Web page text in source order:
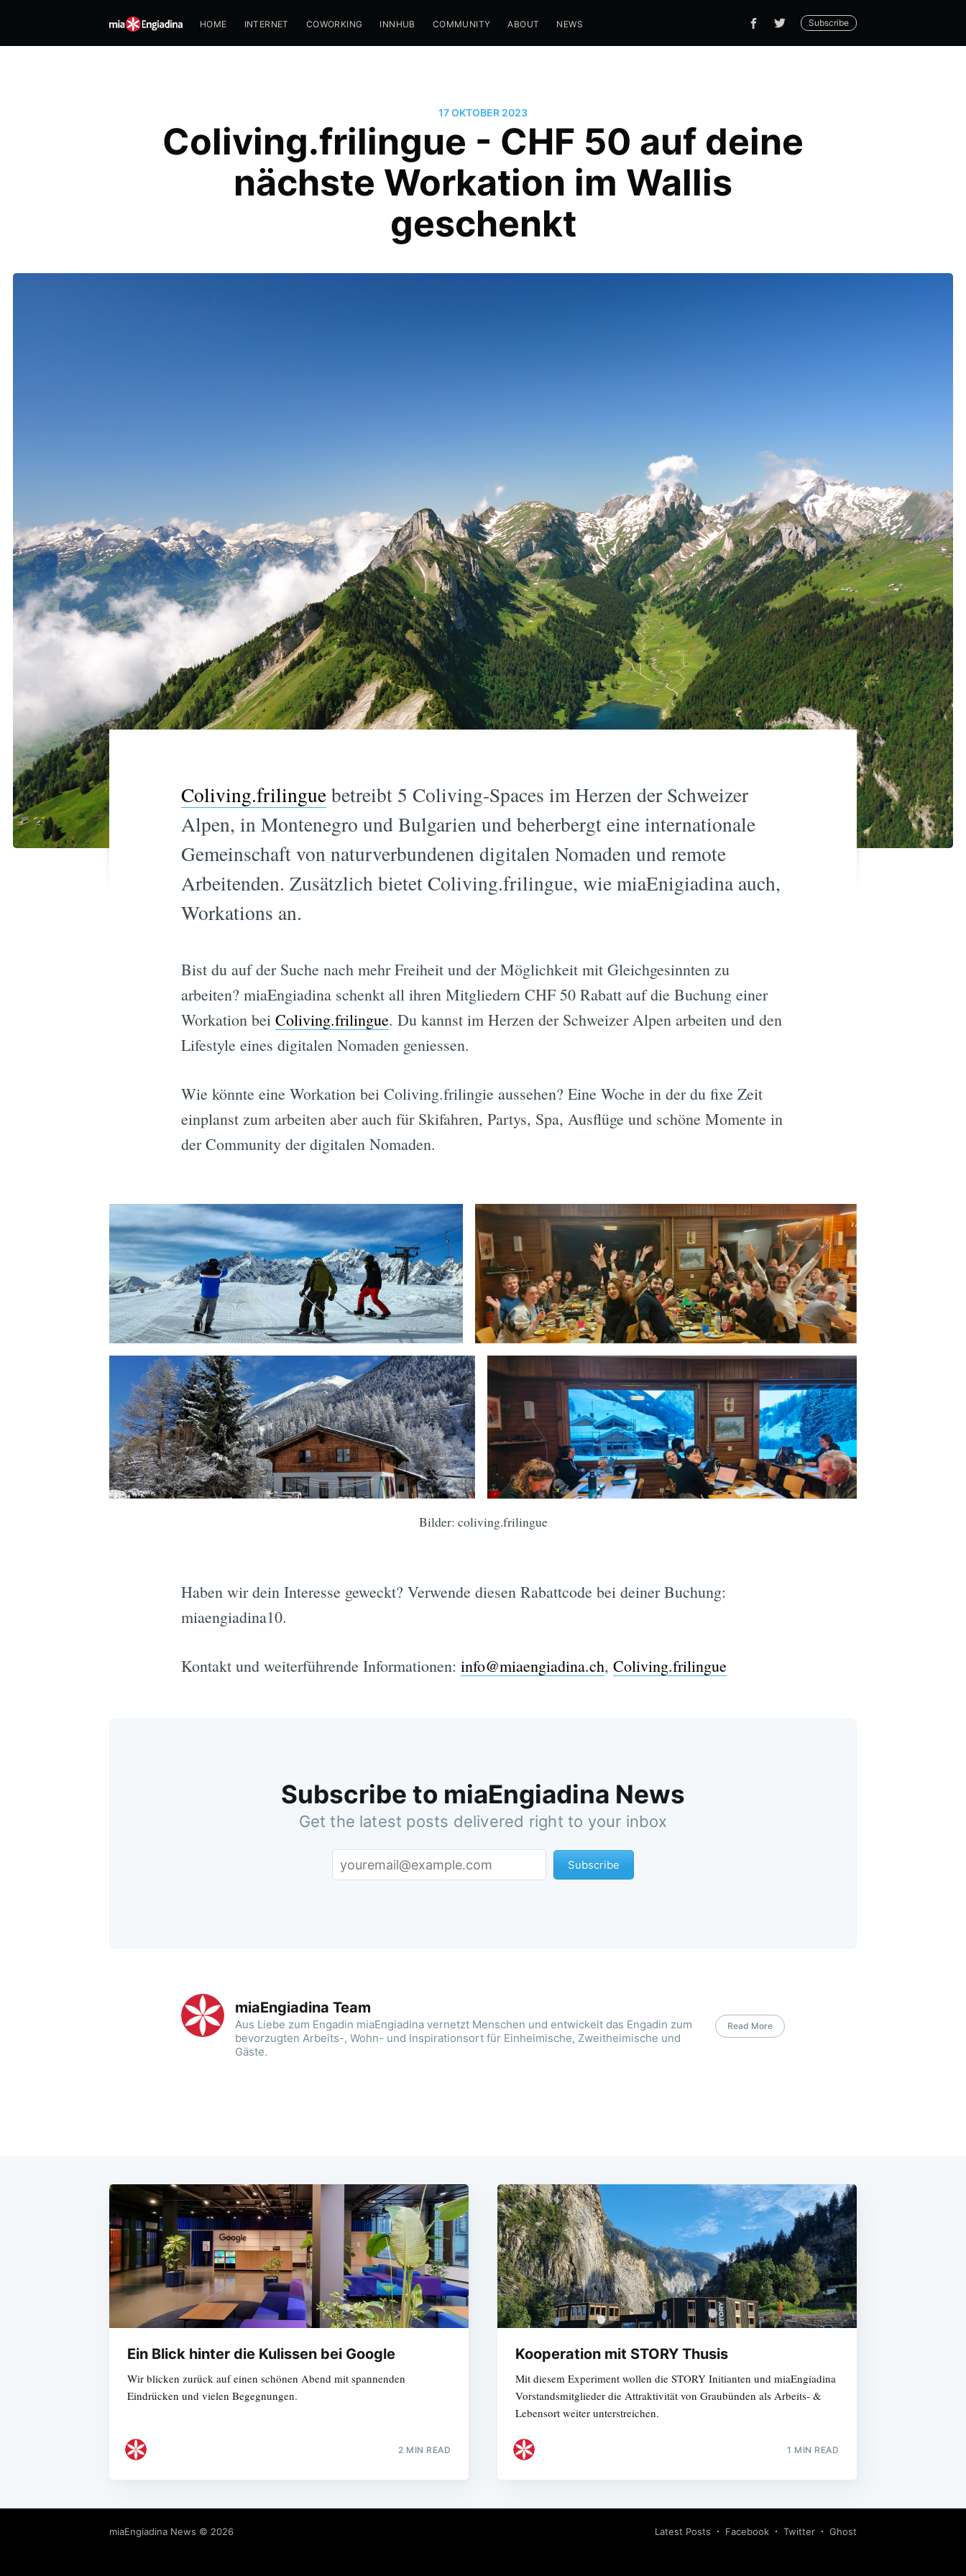
HOME INTERNET COWORKING INNHUB COMMUNITY ABOUT NEWS Subscribe
17 OKTOBER 2023
Coliving.frilingue - CHF 50 auf deine
nächste Workation im Wallis
geschenkt
Coliving.frilinguebetreibt 5 Coliving-Spaces im Herzen der Schweizer
Alpen, in Montenegro und Bulgarien und beherbergt eine internationale
Gemeinschaft von naturverbundenen digitalen Nomaden und remote
Arbeitenden. Zusätzlich bietet Coliving.frilingue, wie miaEnigiadina auch,
Workations an.
Bist du auf der Suche nach mehr Freiheit und der Möglichkeit mit Gleichgesinnten zu
arbeiten? miaEngiadina schenkt all ihren Mitgliedern CHF 50 Rabatt auf die Buchung einer
Workation bei Coliving.frilingue. Du kannst im Herzen der Schweizer Alpen arbeiten und den
Lifestyle eines digitalen Nomaden geniessen.
Wie könnte eine Workation bei Coliving.frilingie aussehen? Eine Woche in der du fixe Zeit
einplanst zum arbeiten aber auch für Skifahren, Partys, Spa, Ausflüge und schöne Momente in
der Community der digitalen Nomaden.
Bilder: coliving.frilingue
Haben wir dein Interesse geweckt? Verwende diesen Rabattcode bei deiner Buchung:
miaengiadina10.
Kontakt und weiterführende Informationen: info@miaengiadina.ch, Coliving.frilingue
Subscribe to miaEngiadina News
Get the latest posts delivered right to your inbox
Subscribe
miaEngiadina Team
Aus Liebe zum Engadin miaEngiadina vernetzt Menschen und entwickelt das Engadin zum
bevorzugten Arbeits-, Wohn- und Inspirationsort für Einheimische, Zweitheimische und
Gäste.
Read More
Ein Blick hinter die Kulissen bei Google
Wir blicken zurück auf einen schönen Abend mit spannenden
Eindrücken und vielen Begegnungen.
2 MIN READ
Kooperation mit STORY Thusis
Mit diesem Experiment wollen die STORY Initianten und miaEngiadina
Vorstandsmitglieder die Attraktivität von Graubünden als Arbeits- &
Lebensort weiter unterstreichen.
1 MIN READ
miaEngiadina News © 2026 Latest Posts Facebook Twitter Ghost
Subscribe